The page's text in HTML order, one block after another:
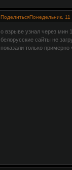
ПоделитьсяПонедельник, 11
о взрыве узнал через мин
белорусские сайты не
показали только примерно